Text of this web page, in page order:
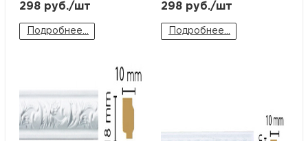
298 руб./шт
Подробнее...
298 руб./шт
Подробнее...